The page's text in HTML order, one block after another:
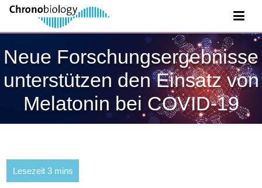
Neue Forschungsergebnisse
unterstützen den Einsatz von
Melatonin bei COVID-19